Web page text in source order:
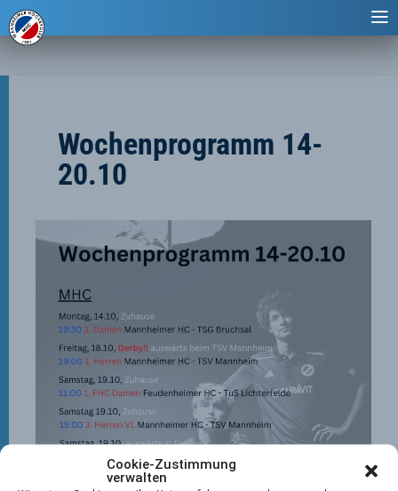
Cookie-Zustimmung
verwalten
Wochenprogramm 14-
20.10